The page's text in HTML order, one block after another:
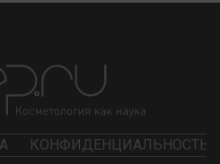
КОНФИДЕНЦИАЛЬНОСТЬ